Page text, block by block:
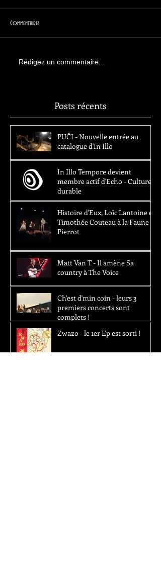
Commentaires
Rédigez un commentaire...
Posts récents
PUČI - Nouvelle entrée au
catalogue d'In Illo
In Illo Tempore devient
membre actif d'Echo - Culture
durable
Histoire d'Eux, Loïc Lantoine et
Timothée Couteau à la Faune -
Pierrot
Matt Van T - Il amène Sa
country à The Voice
Ch'est d'min coin - leurs 3
premiers concerts sont
complets !
Zwazo - le 1er Ep est sorti !